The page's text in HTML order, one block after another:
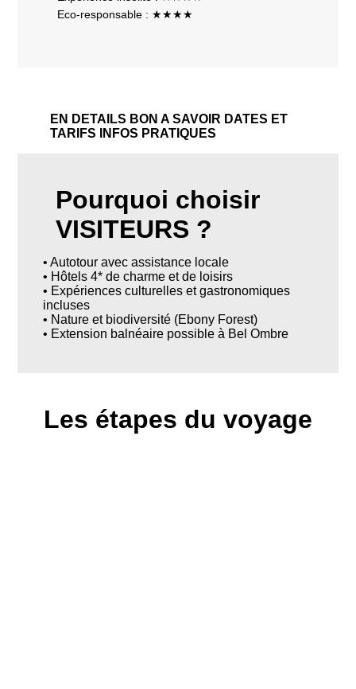
Eco-responsable : ★★★★
EN DETAILS BON A SAVOIR DATES ET
TARIFS
INFOS PRATIQUES
Pourquoi choisir
VISITEURS ?
• Autotour avec assistance locale
• Hôtels 4* de charme et de loisirs
• Expériences culturelles et gastronomiques
incluses
• Nature et biodiversité (Ebony Forest)
• Extension balnéaire possible à Bel Ombre
Les étapes du voyage